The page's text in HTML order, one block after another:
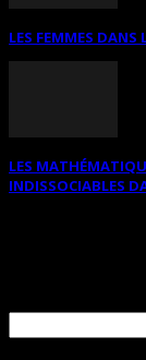
LES FEMMES DANS
LES
INDISSOCIABLES